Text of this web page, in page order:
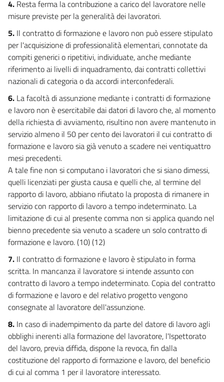
4. Resta ferma la contribuzione a carico del lavoratore nelle
misure previste per la generalità dei lavoratori.
5. Il contratto di formazione e lavoro non può essere stipulato
per l'acquisizione di professionalità elementari, connotate da
compiti generici o ripetitivi, individuate, anche mediante
riferimento ai livelli di inquadramento, dai contratti collettivi
nazionali di categoria o da accordi interconfederali.
6. La facoltà di assunzione mediante i contratti di formazione
e lavoro non è esercitabile dai datori di lavoro che, al momento
della richiesta di avviamento, risultino non avere mantenuto in
servizio almeno il 50 per cento dei lavoratori il cui contratto di
formazione e lavoro sia già venuto a scadere nei ventiquattro
mesi precedenti.
A tale fine non si computano i lavoratori che si siano dimessi,
quelli licenziati per giusta causa e quelli che, al termine del
rapporto di lavoro, abbiano rifiutato la proposta di rimanere in
servizio con rapporto di lavoro a tempo indeterminato. La
limitazione di cui al presente comma non si applica quando nel
bienno precedente sia venuto a scadere un solo contratto di
formazione e lavoro. (10) (12)
7. Il contratto di formazione e lavoro è stipulato in forma
scritta. In mancanza il lavoratore si intende assunto con
contratto di lavoro a tempo indeterminato. Copia del contratto
di formazione e lavoro e del relativo progetto vengono
consegnate al lavoratore dell'assunzione.
8. In caso di inadempimento da parte del datore di lavoro agli
obblighi inerenti alla formazione del lavoratore, l'Ispettorato
del lavoro, previa diffida, dispone la revoca, fin dalla
costituzione del rapporto di formazione e lavoro, del beneficio
di cui al comma 1 per il lavoratore interessato.